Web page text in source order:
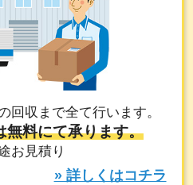
回収まで全て行います。
無料にて承ります。
お見積り
» 詳しくはコチラ